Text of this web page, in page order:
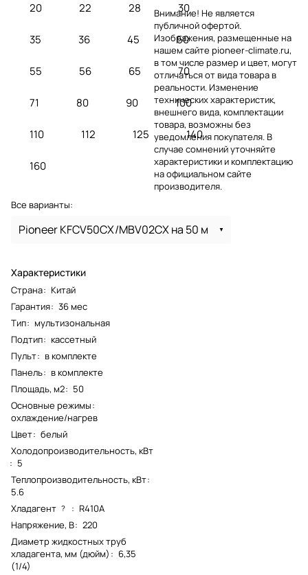
20 22 28 30
35 36 45 50
55 56 65 70
71 80 90 100
110 112 125 140
160
Все варианты:
Pioneer KFCV50CX/MBV02CX на 50 м
Характеристики
Страна: Китай
Гарантия: 36 мес
Тип: мультизональная
Подтип: кассетный
Пульт: в комплекте
Панель: в комплекте
Площадь, м2: 50
Основные режимы:
охлаждение/нагрев
Цвет: белый
Холодопроизводительность, кВт
: 5
Теплопроизводительность, кВт:
5.6
Хладагент ? : R410A
Напряжение, В: 220
Диаметр жидкостных труб
хладагента, мм (дюйм) : 6,35
(1/4)
Внимание! Не является
публичной офертой.
Изображения, размещенные на
нашем сайте pioneer-climate.ru,
в том числе размер и цвет, могут
отличаться от вида товара в
реальности. Изменение
технических характеристик,
внешнего вида, комплектации
товара, возможны без
уведомления покупателя. В
случае сомнений уточняйте
характеристики и комплектацию
на официальном сайте
производителя.